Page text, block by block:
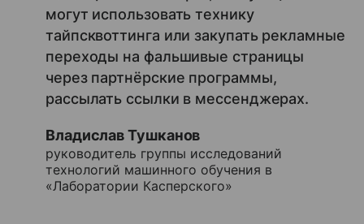
могут использовать технику
тайпсквоттинга или закупать рекламные
переходы на фальшивые страницы
через партнёрские программы,
рассылать ссылки в мессенджерах.
Владислав Тушканов
руководитель группы исследований
технологий машинного обучения в
«Лаборатории Касперского»